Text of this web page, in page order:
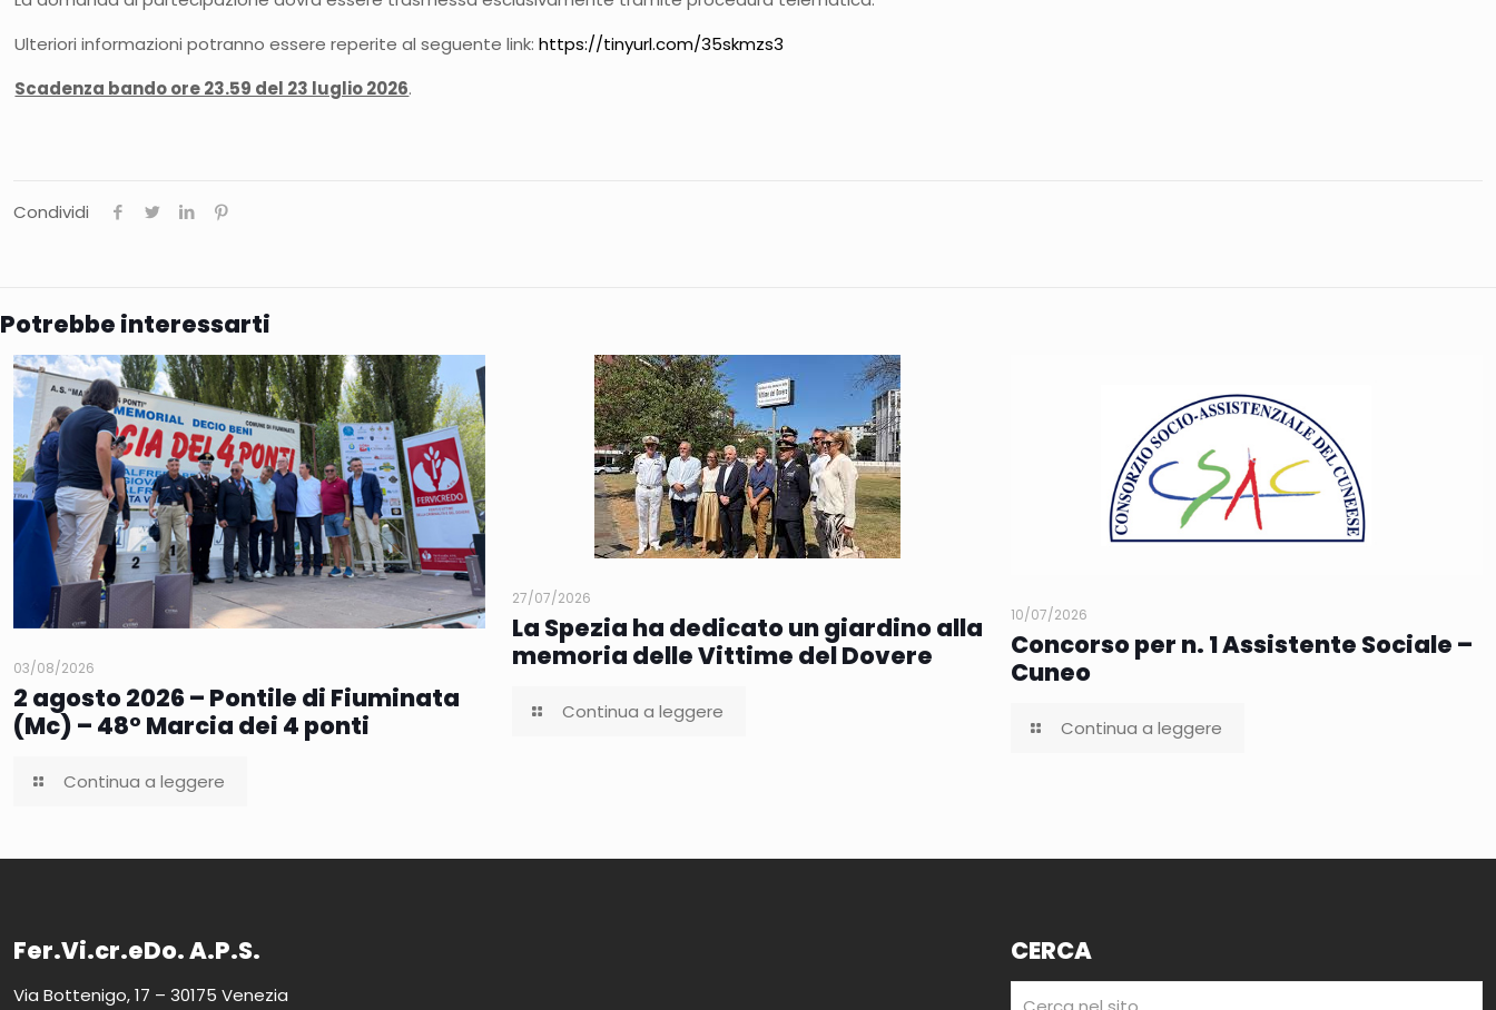
Ulteriori informazioni potranno essere reperite al seguente link:https://tinyurl.com/35skmzs3
Scadenza bando ore 23.59 del 23 luglio 2026.
Condividi
Potrebbe interessarti
03/08/2026
2 agosto 2026 – Pontile di Fiuminata
(Mc) – 48° Marcia dei 4 ponti
Continua a leggere
27/07/2026
La Spezia ha dedicato un giardino alla
memoria delle Vittime del Dovere
Continua a leggere
10/07/2026
Concorso per n. 1 Assistente Sociale –
Cuneo
Continua a leggere
Fer.Vi.cr.eDo. A.P.S.
Via Bottenigo, 17 – 30175 Venezia
CERCA